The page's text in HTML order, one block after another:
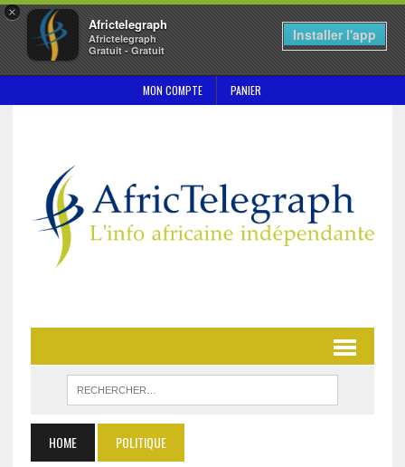
×
Africtelegraph
Africtelegraph
Gratuit - Gratuit
Installer l'app
MON COMPTE PANIER
HOME POLITIQUE